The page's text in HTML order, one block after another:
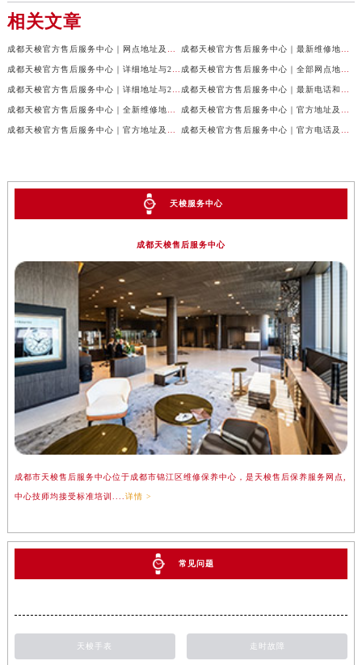
相关文章
天梭服务中心
成都天梭售后服务中心
成都市天梭售后服务中心位于成都市锦江区维修保养中心，是天梭售后保养服务网点,
中心技师均接受标准培训.... 详情 >
常见问题
天梭手表 走时故障